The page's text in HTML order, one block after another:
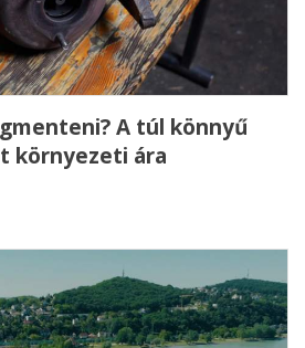
A túl könnyű
környezeti ára